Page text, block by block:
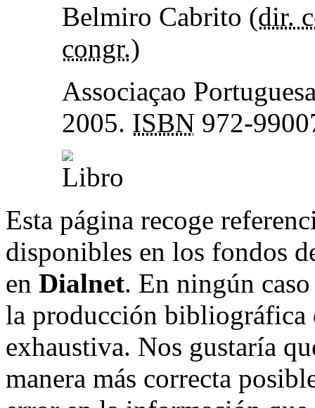
Belmiro Cabrito (dir.
congr.)
Associaçao
2005. ISBN 972-
Esta página recoge
disponibles en los fondos
en Dialnet. En ningún
la producción bibliográfica
exhaustiva. Nos gustaría
manera más correcta